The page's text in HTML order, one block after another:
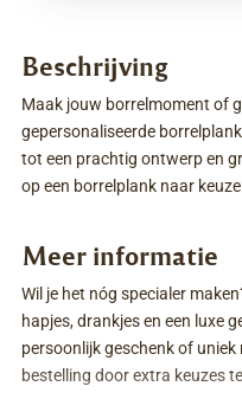
Beschrijving
Maak jouw borrelmoment of
gepersonaliseerde
tot een prachtig ontwerp en
op een borrelplank naar
Meer informatie
Wil je het nóg specialer
hapjes, drankjes en een luxe
persoonlijk geschenk of
bestelling door extra keuzes